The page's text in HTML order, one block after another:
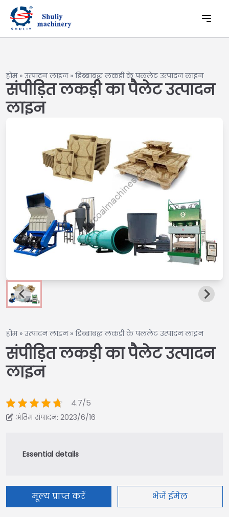
होम»उत्पादन लाइन» डिब्बाबद्ध लकड़ी के पललेट उत्पादन लाइन
संपीड़ित लकड़ी का पैलेट उत्पादन
लाइन
होम»उत्पादन लाइन» डिब्बाबद्ध लकड़ी के पललेट उत्पादन लाइन
संपीड़ित लकड़ी का पैलेट उत्पादन
लाइन
4.7/5
अंतिम संपादन: 2023/6/16
मूल्य प्राप्त करें भेजें ईमेल